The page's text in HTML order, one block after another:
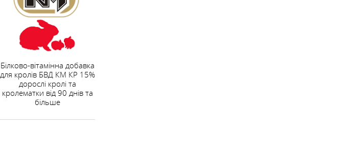
Білково-вітамінна добавка
для кролів БВД КМ КР 15%
дорослі кролі та
кролематки від 90 днів та
більше